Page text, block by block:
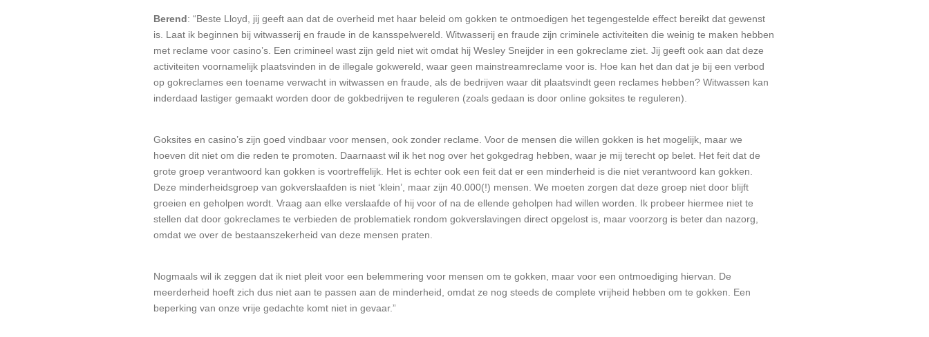
Berend: “Beste Lloyd, jij geeft aan dat de overheid met haar beleid om gokken te ontmoedigen het tegengestelde effect bereikt dat gewenst
is. Laat ik beginnen bij witwasserij en fraude in de kansspelwereld. Witwasserij en fraude zijn criminele activiteiten die weinig te maken hebben
met reclame voor casino’s. Een crimineel wast zijn geld niet wit omdat hij Wesley Sneijder in een gokreclame ziet. Jij geeft ook aan dat deze
activiteiten voornamelijk plaatsvinden in de illegale gokwereld, waar geen mainstreamreclame voor is. Hoe kan het dan dat je bij een verbod
op gokreclames een toename verwacht in witwassen en fraude, als de bedrijven waar dit plaatsvindt geen reclames hebben? Witwassen kan
inderdaad lastiger gemaakt worden door de gokbedrijven te reguleren (zoals gedaan is door online goksites te reguleren).
Goksites en casino’s zijn goed vindbaar voor mensen, ook zonder reclame. Voor de mensen die willen gokken is het mogelijk, maar we
hoeven dit niet om die reden te promoten. Daarnaast wil ik het nog over het gokgedrag hebben, waar je mij terecht op belet. Het feit dat de
grote groep verantwoord kan gokken is voortreffelijk. Het is echter ook een feit dat er een minderheid is die niet verantwoord kan gokken.
Deze minderheidsgroep van gokverslaafden is niet ‘klein’, maar zijn 40.000(!) mensen. We moeten zorgen dat deze groep niet door blijft
groeien en geholpen wordt. Vraag aan elke verslaafde of hij voor of na de ellende geholpen had willen worden. Ik probeer hiermee niet te
stellen dat door gokreclames te verbieden de problematiek rondom gokverslavingen direct opgelost is, maar voorzorg is beter dan nazorg,
omdat we over de bestaanszekerheid van deze mensen praten.
Nogmaals wil ik zeggen dat ik niet pleit voor een belemmering voor mensen om te gokken, maar voor een ontmoediging hiervan. De
meerderheid hoeft zich dus niet aan te passen aan de minderheid, omdat ze nog steeds de complete vrijheid hebben om te gokken. Een
beperking van onze vrije gedachte komt niet in gevaar.”